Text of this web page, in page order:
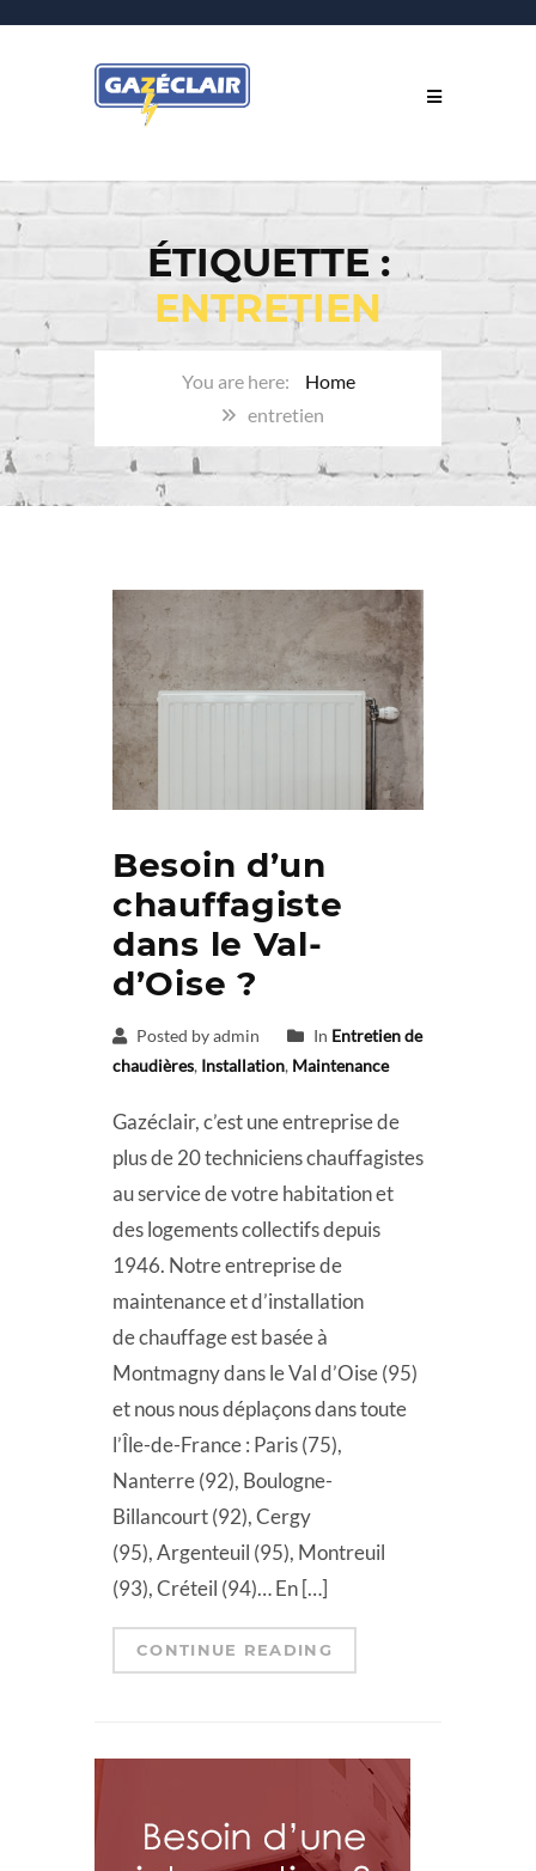
ÉTIQUETTE :
ENTRETIEN
Home
entretien
Besoin d’un
chauffagiste
dans le Val-
d’Oise ?
Posted by admin In Entretien de
chaudières, Installation, Maintenance
Gazéclair, c’est une entreprise de
plus de 20 techniciens chauffagistes
au service de votre habitation et
des logements collectifs depuis
1946. Notre entreprise de
maintenance et d’installation
de chauffage est basée à
Montmagny dans le Val d’Oise (95)
et nous nous déplaçons dans toute
l’Île-de-France : Paris (75),
Nanterre (92), Boulogne-
Billancourt (92), Cergy
(95), Argenteuil (95), Montreuil
(93), Créteil (94)… En […]
CONTINUE READING